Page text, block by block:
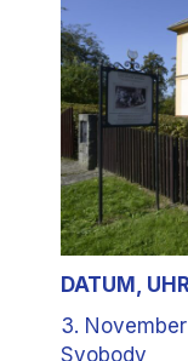
DATUM,
3.
Svobody